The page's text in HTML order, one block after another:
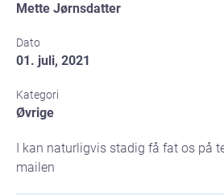
Mette Jørnsdatter
Dato
01. juli, 2021
Kategori
Øvrige
I kan naturligvis stadig få fat os på
mailen